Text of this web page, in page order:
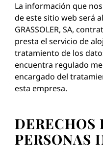
La información que
de este sitio web será
GRASSOLER, SA,
presta el servicio de
tratamiento de los
encuentra regulado
encargado del
esta empresa.
DERECHOS
PERSONAS